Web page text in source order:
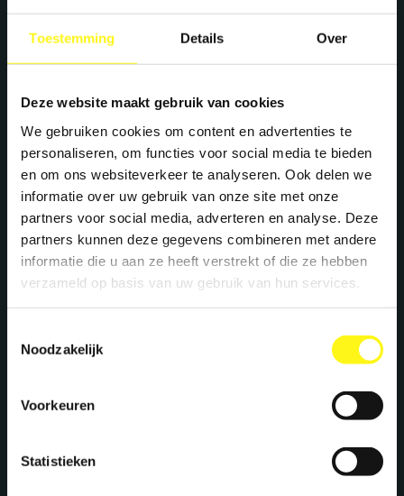
Toestemming Details Over
Deze website maakt gebruik van cookies
We gebruiken cookies om content en advertenties te
personaliseren, om functies voor social media te bieden
en om ons websiteverkeer te analyseren. Ook delen we
informatie over uw gebruik van onze site met onze
partners voor social media, adverteren en analyse. Deze
partners kunnen deze gegevens combineren met andere
informatie die u aan ze heeft verstrekt of die ze hebben
verzameld op basis van uw gebruik van hun services.
Noodzakelijk
Voorkeuren
Statistieken